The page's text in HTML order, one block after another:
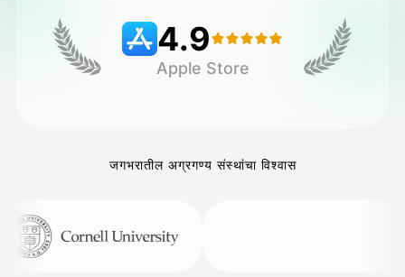
4.9
Apple Store
जगभरातील अग्रगण्य संस्थांचा विश्वास